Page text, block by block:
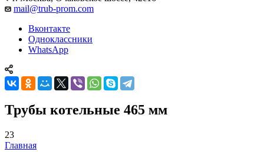
mail@trub-prom.com
Вконтакте
Одноклассники
WhatsApp
Трубы котельные 465 мм
23
Главная